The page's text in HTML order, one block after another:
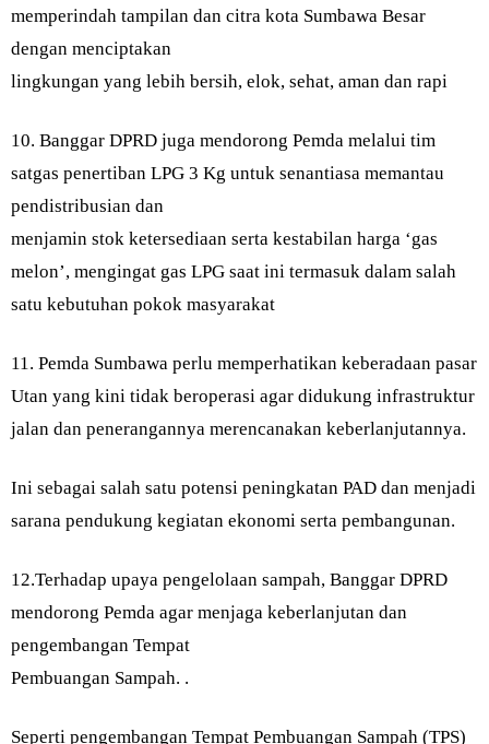
memperindah tampilan dan citra kota Sumbawa Besar
dengan menciptakan
lingkungan yang lebih bersih, elok, sehat, aman dan rapi
10. Banggar DPRD juga mendorong Pemda melalui tim
satgas penertiban LPG 3 Kg untuk senantiasa memantau
pendistribusian dan
menjamin stok ketersediaan serta kestabilan harga ‘gas
melon’, mengingat gas LPG saat ini termasuk dalam salah
satu kebutuhan pokok masyarakat
11. Pemda Sumbawa perlu memperhatikan keberadaan pasar
Utan yang kini tidak beroperasi agar didukung infrastruktur
jalan dan penerangannya merencanakan keberlanjutannya.
Ini sebagai salah satu potensi peningkatan PAD dan menjadi
sarana pendukung kegiatan ekonomi serta pembangunan.
12.Terhadap upaya pengelolaan sampah, Banggar DPRD
mendorong Pemda agar menjaga keberlanjutan dan
pengembangan Tempat
Pembuangan Sampah. .
Seperti pengembangan Tempat Pembuangan Sampah (TPS)